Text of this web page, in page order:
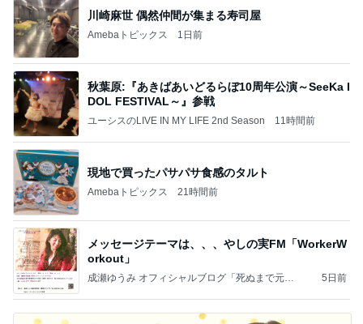
川崎麻世 偶然仲間が集まる寿司屋
Amebaトピックス 1日前
秋葉原:『あきばあいどるらぼ10周年公演～SeeKa I
DOL FESTIVAL～』参戦
ユーシスのLIVE IN MY LIFE 2nd Season 11時間前
現地で買ったパサパサ食感のタルト
Amebaトピックス 21時間前
メッセージテーマは、、、やしの実FM「WorkerW
orkout」
成瀬ゆうみ オフィシャルブログ「死ぬまで元
5日前